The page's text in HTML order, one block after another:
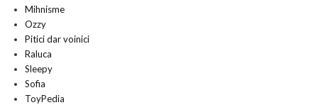
Mihnisme
Ozzy
Pitici dar voinici
Raluca
Sleepy
Sofia
ToyPedia